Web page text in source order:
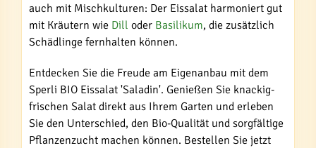
auch mit Mischkulturen: Der Eissalat harmoniert gut
mit Kräutern wie Dill oder Basilikum, die zusätzlich
Schädlinge fernhalten können.
Entdecken Sie die Freude am Eigenanbau mit dem
Sperli BIO Eissalat 'Saladin'. Genießen Sie knackig-
frischen Salat direkt aus Ihrem Garten und erleben
Sie den Unterschied, den Bio-Qualität und sorgfältige
Pflanzenzucht machen können. Bestellen Sie jetzt